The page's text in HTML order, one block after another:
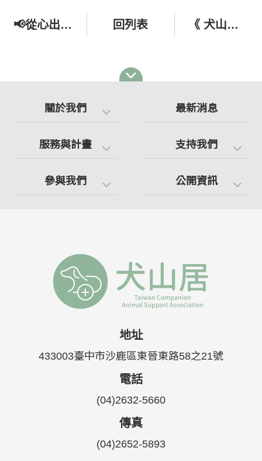
📢從心出發 無比感謝📢 回列表 《 犬山居11週年 T shirt 義賣!!! 📣📣📣 》
關於我們 最新消息
服務與計畫 支持我們
參與我們 公開資訊
地址
433003臺中市沙鹿區東晉東路58之21號
電話
(04)2632-5660
傳真
(04)2652-5893